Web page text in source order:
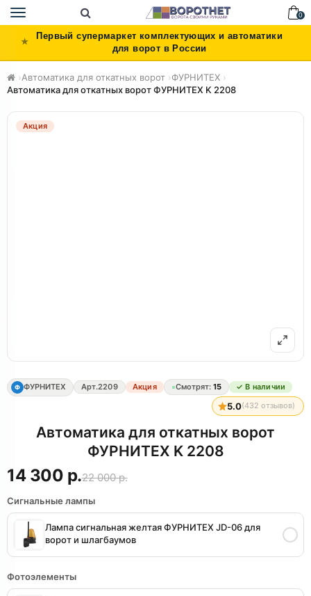
Toggle
navigation
0
Первый супермаркет комплектующих и автоматики
для ворот в России
›Автоматика для откатных ворот ›ФУРНИТЕХ ›
Автоматика для откатных ворот ФУРНИТЕХ K 2208
Акция
Ф ФУРНИТЕХ Арт.2209 Акция Смотрят: 15 ✓ В наличии
5.0(432 отзывов)
Автоматика для откатных ворот
ФУРНИТЕХ K 2208
14 300 р.22 000 р.
Сигнальные лампы
Лампа сигнальная желтая ФУРНИТЕХ JD-06 для
ворот и шлагбаумов
Фотоэлементы